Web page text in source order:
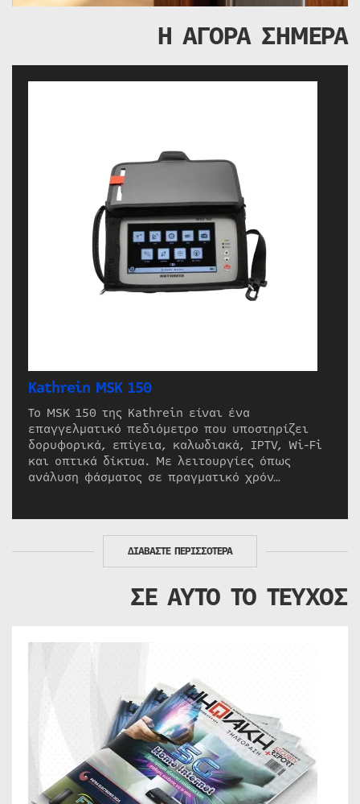
Η ΑΓΟΡΑ ΣΗΜΕΡΑ
Kathrein MSK 150
Το MSK 150 της Kathrein είναι ένα
επαγγελματικό πεδιόμετρο που υποστηρίζει
δορυφορικά, επίγεια, καλωδιακά, IPTV, Wi-Fi
και οπτικά δίκτυα. Με λειτουργίες όπως
ανάλυση φάσματος σε πραγματικό χρόν…
ΔΙΑΒΑΣΤΕ ΠΕΡΙΣΣΟΤΕΡΑ
ΣΕ ΑΥΤΟ ΤΟ ΤΕΥΧΟΣ